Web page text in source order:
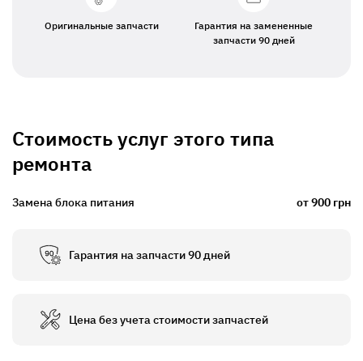
Оригинальные запчасти
Гарантия на замененные
запчасти 90 дней
Стоимость услуг этого типа
ремонта
Замена блока питания от 900 грн
Гарантия на запчасти 90 дней
Цена без учета стоимости запчастей